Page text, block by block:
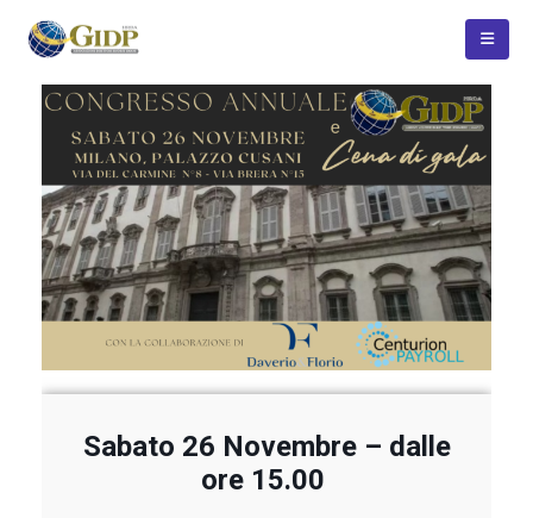
Sabato 26 Novembre – dalle
ore 15.00